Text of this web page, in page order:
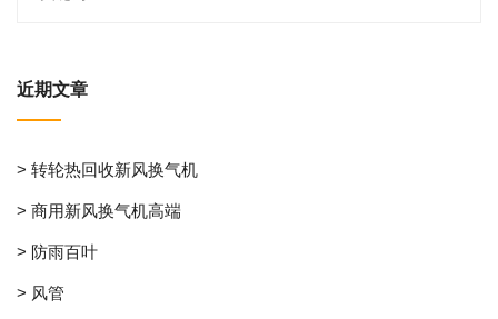
近期文章
> 转轮热回收新风换气机
> 商用新风换气机高端
> 防雨百叶
> 风管